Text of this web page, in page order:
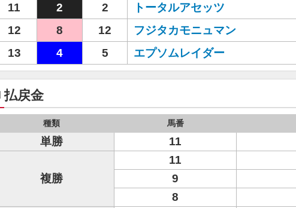
11
2 2 トータルアセッツ
12
8 12 フジタカモニュマン
13
4 5 エプソムレイダー
払戻金
種類 馬番
単勝 11
複勝
11
9
8